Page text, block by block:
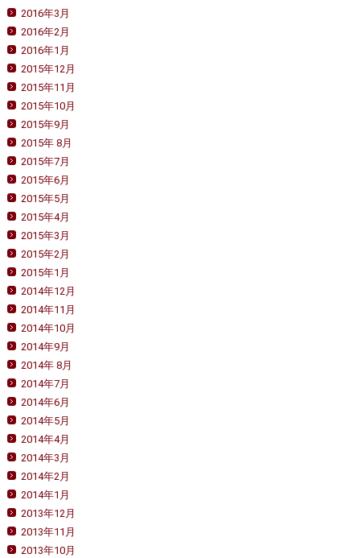
2016年3月
2016年2月
2016年1月
2015年12月
2015年11月
2015年10月
2015年9月
2015年 8月
2015年7月
2015年6月
2015年5月
2015年4月
2015年3月
2015年2月
2015年1月
2014年12月
2014年11月
2014年10月
2014年9月
2014年 8月
2014年7月
2014年6月
2014年5月
2014年4月
2014年3月
2014年2月
2014年1月
2013年12月
2013年11月
2013年10月